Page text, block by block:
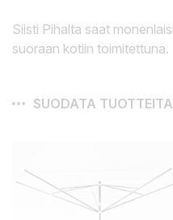
Siisti Pihalta saat
suoraan kotiin toimitettuna.
SUODATA TUOTTEITA